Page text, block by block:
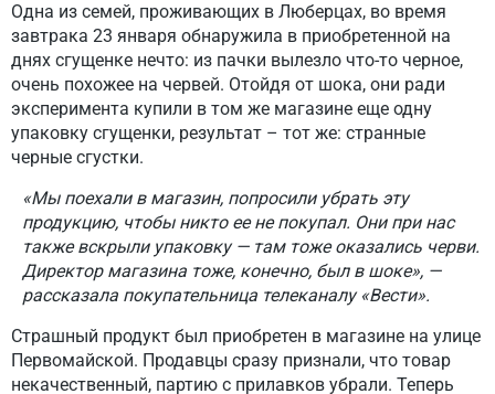
Одна из семей, проживающих в Люберцах, во время
завтрака 23 января обнаружила в приобретенной на
днях сгущенке нечто: из пачки вылезло что-то черное,
очень похожее на червей. Отойдя от шока, они ради
эксперимента купили в том же магазине еще одну
упаковку сгущенки, результат – тот же: странные
черные сгустки.
«Мы поехали в магазин, попросили убрать эту
продукцию, чтобы никто ее не покупал. Они при нас
также вскрыли упаковку — там тоже оказались черви.
Директор магазина тоже, конечно, был в шоке», —
рассказала покупательница телеканалу «Вести».
Страшный продукт был приобретен в магазине на улице
Первомайской. Продавцы сразу признали, что товар
некачественный, партию с прилавков убрали. Теперь